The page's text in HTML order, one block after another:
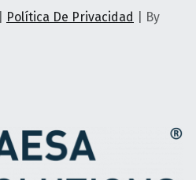
Política De Privacidad
| By